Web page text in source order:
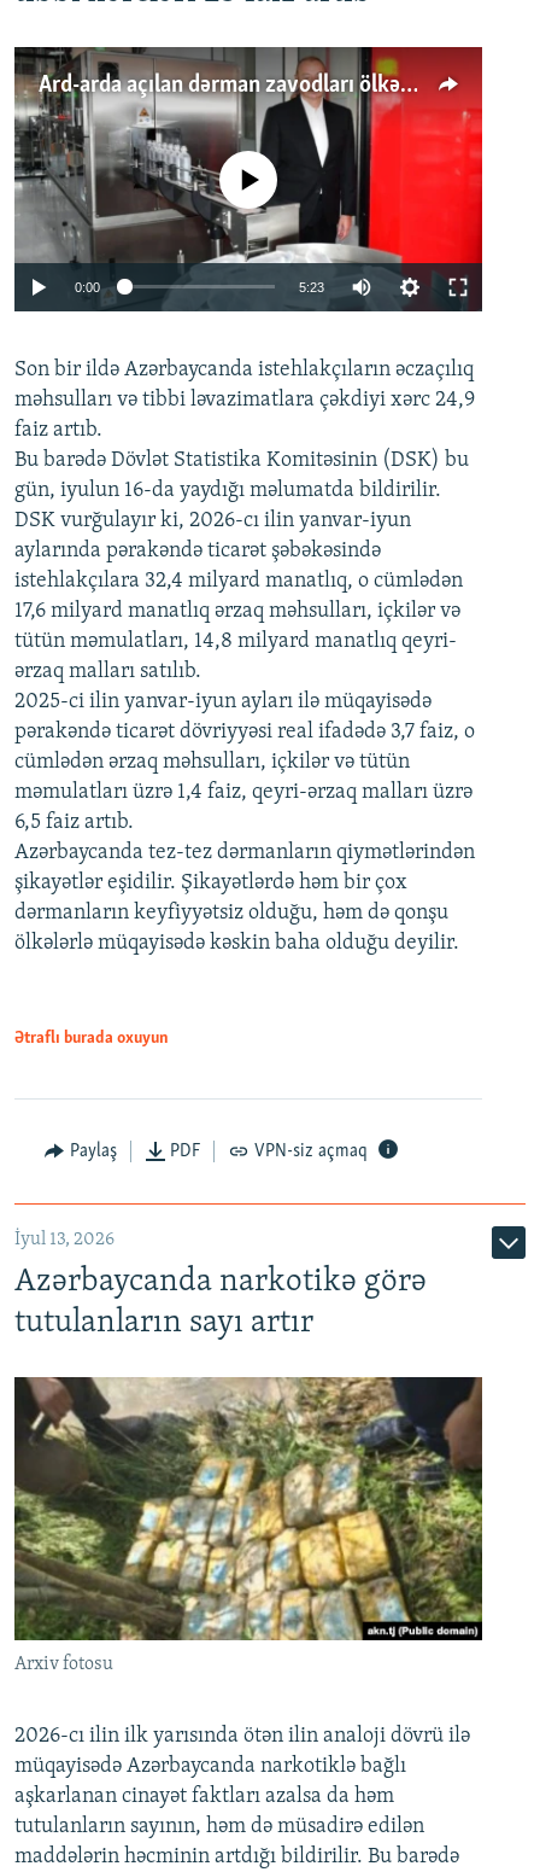
Ard-arda açılan dərman zavodları ölkənin tələbatını ödəyirmi?
Auto 240p 360p 480p
720p 1080p
No media source currently available
0:00 5:23
360p
480p
720p
1080p
Son bir ildə Azərbaycanda istehlakçıların əczaçılıq
məhsulları və tibbi ləvazimatlara çəkdiyi xərc 24,9
faiz artıb.
Bu barədə Dövlət Statistika Komitəsinin (DSK) bu
gün, iyulun 16-da yaydığı məlumatda bildirilir.
DSK vurğulayır ki, 2026-cı ilin yanvar-iyun
aylarında pərakəndə ticarət şəbəkəsində
istehlakçılara 32,4 milyard manatlıq, o cümlədən
17,6 milyard manatlıq ərzaq məhsulları, içkilər və
tütün məmulatları, 14,8 milyard manatlıq qeyri-
ərzaq malları satılıb.
2025-ci ilin yanvar-iyun ayları ilə müqayisədə
pərakəndə ticarət dövriyyəsi real ifadədə 3,7 faiz, o
cümlədən ərzaq məhsulları, içkilər və tütün
məmulatları üzrə 1,4 faiz, qeyri-ərzaq malları üzrə
6,5 faiz artıb.
Azərbaycanda tez-tez dərmanların qiymətlərindən
şikayətlər eşidilir. Şikayətlərdə həm bir çox
dərmanların keyfiyyətsiz olduğu, həm də qonşu
ölkələrlə müqayisədə kəskin baha olduğu deyilir.
Ətraflı burada oxuyun
Paylaş PDF VPN-siz açmaq
İyul 13, 2026
Azərbaycanda narkotikə görə
tutulanların sayı artır
Arxiv fotosu
2026-cı ilin ilk yarısında ötən ilin analoji dövrü ilə
müqayisədə Azərbaycanda narkotiklə bağlı
aşkarlanan cinayət faktları azalsa da həm
tutulanların sayının, həm də müsadirə edilən
maddələrin həcminin artdığı bildirilir. Bu barədə